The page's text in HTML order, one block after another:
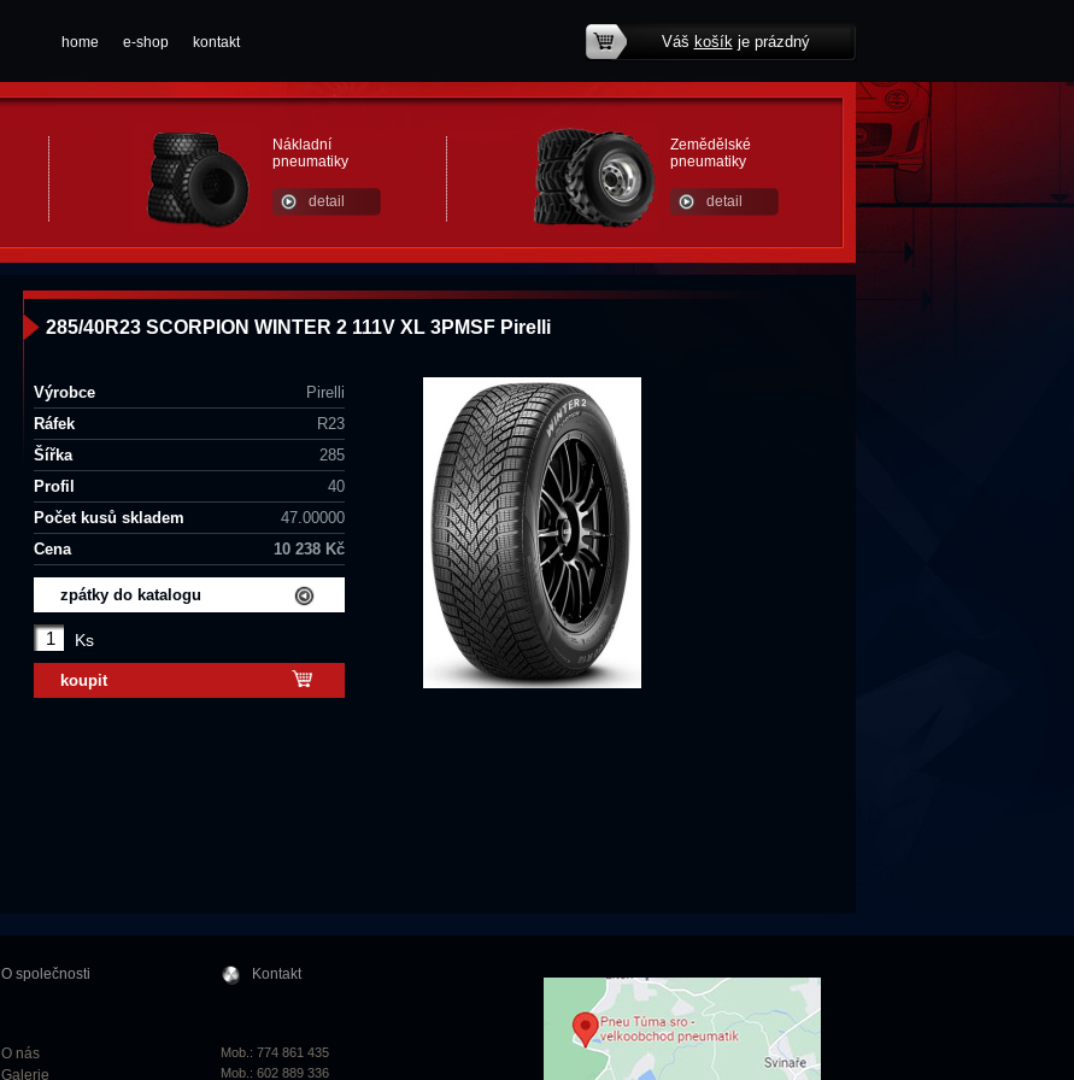
home e-shop kontakt Váš košíkje prázdný
Nákladní
pneumatiky
detail
Zemědělské
pneumatiky
detail
285/40R23 SCORPION WINTER 2 111V XL 3PMSF Pirelli
Výrobce
Pirelli
Ráfek
R23
Šířka
285
Profil
40
Počet kusů skladem
47.00000
Cena
10 238 Kč
zpátky do katalogu
Ks
koupit
O společnosti
O nás
Galerie
Kontakt
Mob.: 774 861 435
Mob.: 602 889 336